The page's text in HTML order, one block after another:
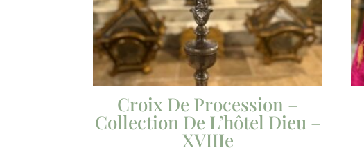
Croix De Procession –
Collection De L’hôtel Dieu –
XVIIIe